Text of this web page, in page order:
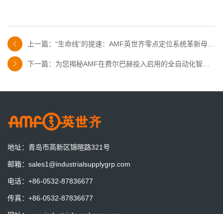
上一篇：“生命线”的提速：AMF英世齐零点定位系统革新母线
排生产​​
下一篇：为您揭秘AMF在费尔巴赫投入启用的全自动化智能
地址： 青岛市高新区锦暄路321号
邮箱： sales1@industrialsupplygrp.com
电话： +86-0532-87836677
传真： +86-0532-87836677
更好的适应工业4.0的要求
AMF零点定位系统增加夹紧信号检测，与机器人和机床完美贴合，
AMF德国将展出最新零点定位系统技术